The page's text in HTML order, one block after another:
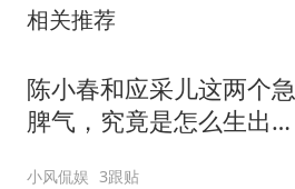
相关推荐
陈小春和应采儿这两个急
脾气，究竟是怎么生出
小风侃娱 3跟贴